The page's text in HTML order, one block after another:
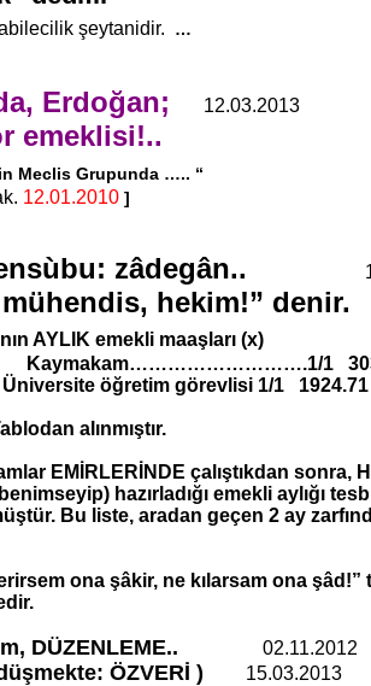
şeytanidir. …
Erdoğan; 12.03.2013
emeklisi!..
Meclis Grupunda ….. “
12.01.2010]
mensùbu: zâdegân..
mühendis, hekim!” denir.
AYLIK emekli maaşları (x)
1
öğretim görevlisi 1/1 1924.71
alınmıştır.
EMİRLERİNDE çalıştıkdan sonra,
hazırladığı emekli aylığı
Bu liste, aradan geçen 2 ay
ona şâkir, ne kılarsam ona
DÜZENLEME..02.11.2012
ÖZVERİ ) 15.03.2013